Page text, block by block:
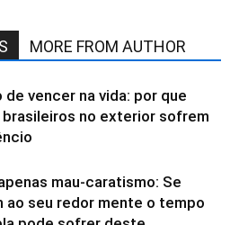
MORE FROM AUTHOR
de vencer na vida: por que
no exterior sofrem
mau-caratismo: Se
ao seu redor mente o tempo